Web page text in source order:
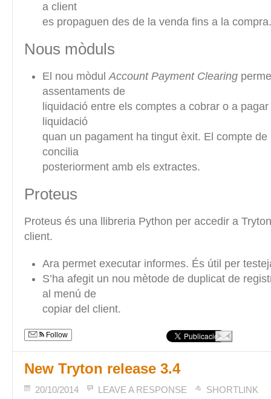
a client
es propaguen des de la venda fins a la compra.
Nous mòduls
El nou mòdulAccount Payment Clearing
assentaments de
liquidació entre els comptes a cobrar o a
liquidació
quan un pagament ha tingut èxit. El compte de
concilia
posteriorment amb els extractes.
Proteus
Proteus és una llibreria Python per accedir a
client.
Ara permet executar informes. És útil per
S’ha afegit un nou mètode de duplicat de
al menú de
copiar del client.
Follow
New Tryton release 3.4
20/10/2014 LEAVE A RESPONSE SHORTLINK